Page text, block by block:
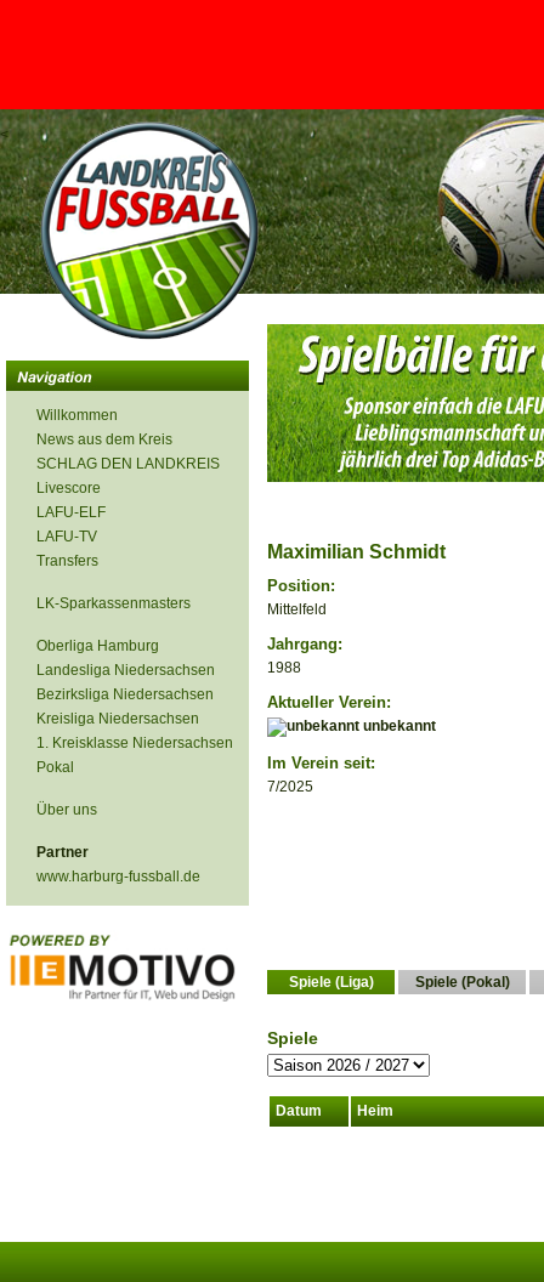
<
Willkommen
News aus dem Kreis
SCHLAG DEN LANDKREIS
Livescore
LAFU-ELF
LAFU-TV
Transfers
LK-Sparkassenmasters
Oberliga Hamburg
Landesliga Niedersachsen
Bezirksliga Niedersachsen
Kreisliga Niedersachsen
1. Kreisklasse Niedersachsen
Pokal
Über uns
Partner
www.harburg-fussball.de
Maximilian Schmidt
Position:
Mittelfeld
Jahrgang:
1988
Aktueller Verein:
unbekannt
Im Verein seit:
7/2025
Spiele (Liga) Spiele (Pokal)
Spiele
Datum Heim